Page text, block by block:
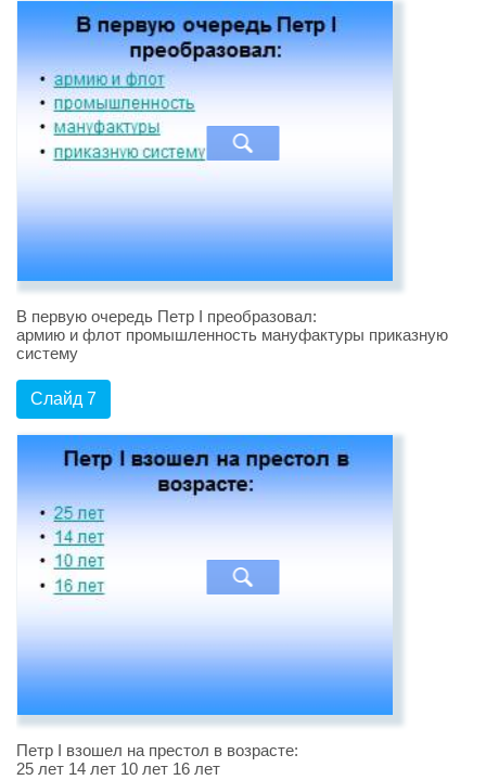
В первую очередь Петр I преобразовал:
армию и флот промышленность мануфактуры приказную
систему
Слайд 7
Петр I взошел на престол в возрасте:
25 лет 14 лет 10 лет 16 лет